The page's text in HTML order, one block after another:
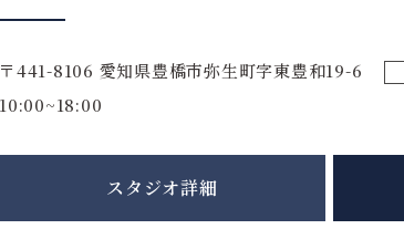
〒441-8106 愛知県豊橋市弥生町字東豊和19-6
10:00~18:00
スタジオ詳細